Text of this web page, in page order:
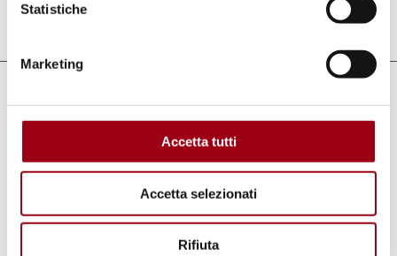
Statistiche
Marketing
Accetta tutti
Accetta selezionati
Rifiuta
Collegamenti
Fondazione E. Zancan, rivista Studi
Zancan, n. 4/2011, scheda informativa
Fondazione E. Zancan, area download
risorse e documenti